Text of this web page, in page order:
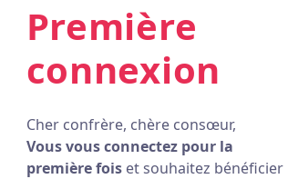
Première
connexion
Cher confrère, chère consœur,
Vous vous connectez pour la
première foiset souhaitez bénéficier